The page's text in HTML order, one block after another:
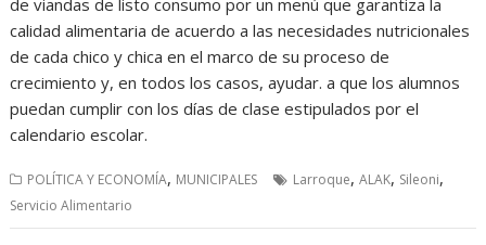
calidad alimentaria de acuerdo a las necesidades nutricionales
de cada chico y chica en el marco de su proceso de
crecimiento y, en todos los casos, ayudar. a que los alumnos
puedan cumplir con los días de clase estipulados por el
calendario escolar.
POLÍTICA Y ECONOMÍA, MUNICIPALES Larroque,ALAK, Sileoni,
Servicio Alimentario